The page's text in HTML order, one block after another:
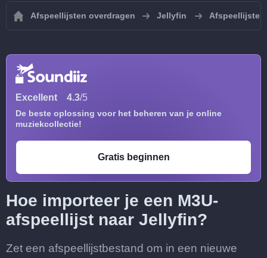
Afspeellijsten overdragen Jellyfin
Excellent 4.3/5
De beste oplossing voor het beheren van je online
muziekcollectie!
Gratis beginnen
Hoe importeer je een M3U-
afspeellijst naar Jellyfin?
Zet een afspeellijstbestand om in een nieuwe